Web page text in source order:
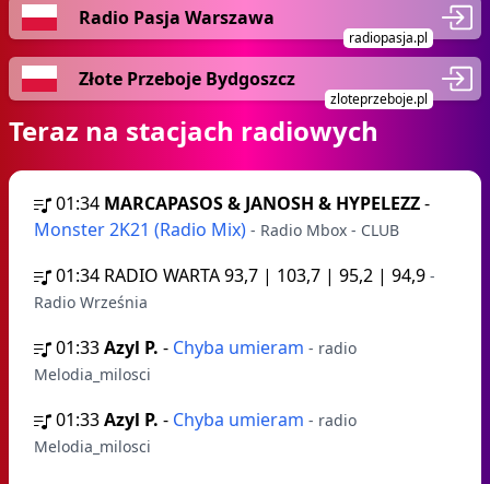
Radio Pasja Warszawa
radiopasja.pl
Złote Przeboje Bydgoszcz
zloteprzeboje.pl
Teraz na stacjach radiowych
01:34 MARCAPASOS & JANOSH & HYPELEZZ-
Monster 2K21 (Radio Mix) - Radio Mbox - CLUB
01:34 RADIO WARTA 93,7 | 103,7 | 95,2 | 94,9 -
Radio Września
01:33Azyl P. - Chyba umieram - radio
Melodia_milosci
01:33Azyl P. - Chyba umieram - radio
Melodia_milosci